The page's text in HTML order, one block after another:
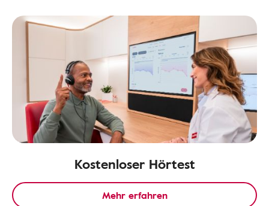
Kostenloser Hörtest
Mehr erfahren